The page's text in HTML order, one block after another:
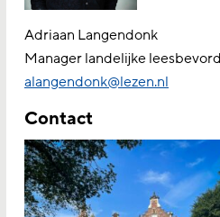
Adriaan Langendonk
Manager landelijke
alangendonk@lezen.nl
Contact